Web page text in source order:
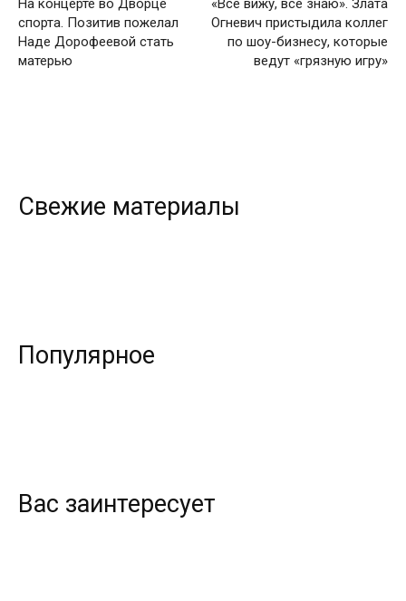
На концерте во Дворце
спорта. Позитив пожелал
Наде Дорофеевой стать
матерью
«Все вижу, все знаю». Злата
Огневич пристыдила коллег
по шоу-бизнесу, которые
ведут «грязную игру»
Свежие материалы
Популярное
Вас заинтересует